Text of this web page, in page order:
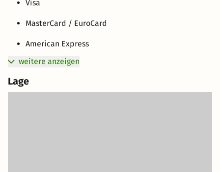
Visa
MasterCard / EuroCard
American Express
weitere anzeigen
Lage